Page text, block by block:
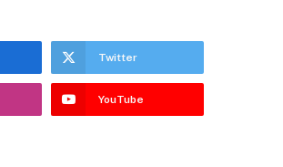
Twitter
YouTube